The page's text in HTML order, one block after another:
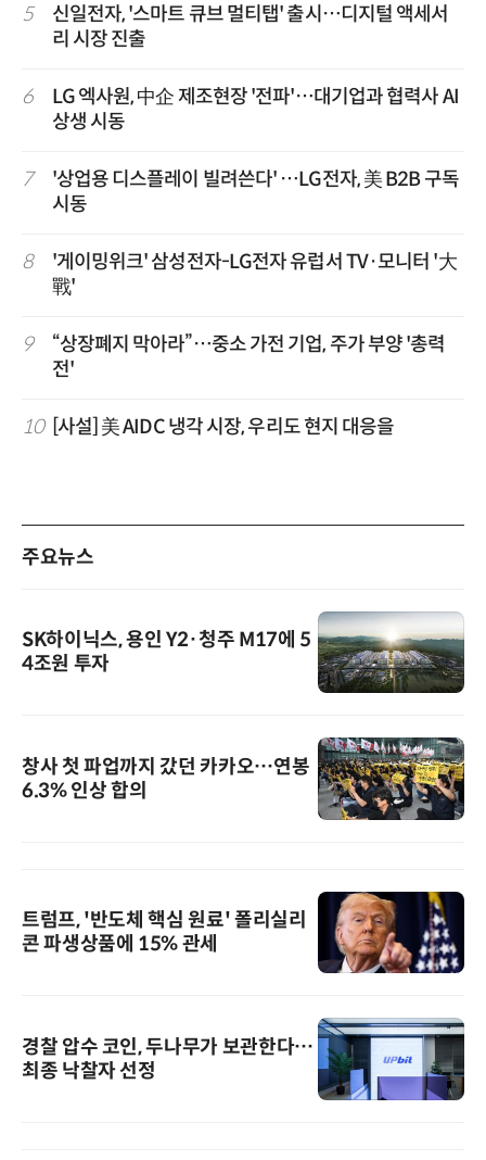
5
신일전자, '스마트 큐브 멀티탭' 출시…디지털 액세서
리 시장 진출
6
LG 엑사원, 中企 제조현장 '전파'…대기업과 협력사 AI
상생 시동
7
'상업용 디스플레이 빌려쓴다' …LG전자, 美 B2B 구독
시동
8
'게이밍위크' 삼성전자-LG전자 유럽서 TV·모니터 '大
戰'
9
“상장폐지 막아라”…중소 가전 기업, 주가 부양 '총력
전'
10 [사설] 美 AIDC 냉각 시장, 우리도 현지 대응을
주요뉴스
SK하이닉스, 용인 Y2·청주 M17에 5
4조원 투자
창사 첫 파업까지 갔던 카카오…연봉
6.3% 인상 합의
트럼프, '반도체 핵심 원료' 폴리실리
콘 파생상품에 15% 관세
경찰 압수 코인, 두나무가 보관한다…
최종 낙찰자 선정